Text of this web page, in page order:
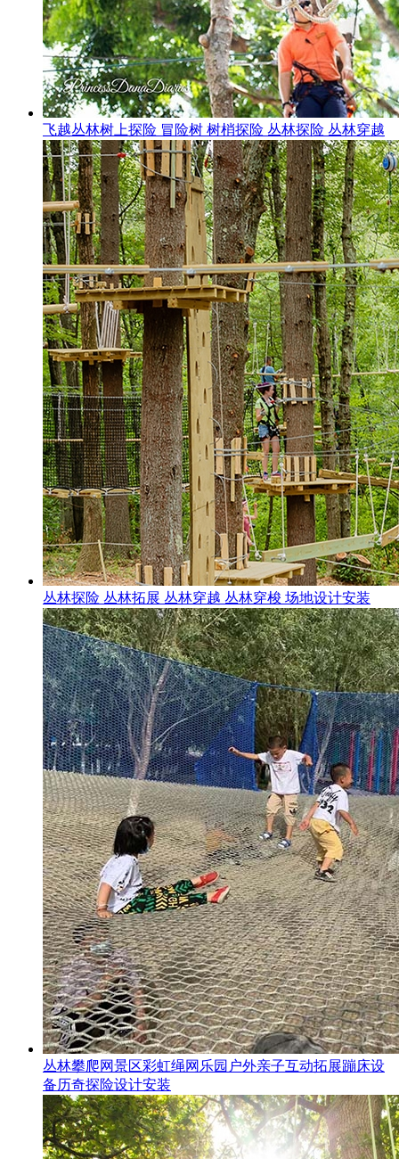
飞越丛林树上探险 冒险树 树梢探险 丛林探险 丛林穿越
丛林探险 丛林拓展 丛林穿越 丛林穿梭 场地设计安装
丛林攀爬网景区彩虹绳网乐园户外亲子互动拓展蹦床设
备历奇探险设计安装